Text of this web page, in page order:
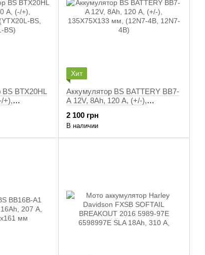
BTX20HL
+),
Хит
Аккумулятор BS BATTERY BB7-
A 12V, 8Ah, 120 А, (+/-),
4B)
2 100 грн
В наличии